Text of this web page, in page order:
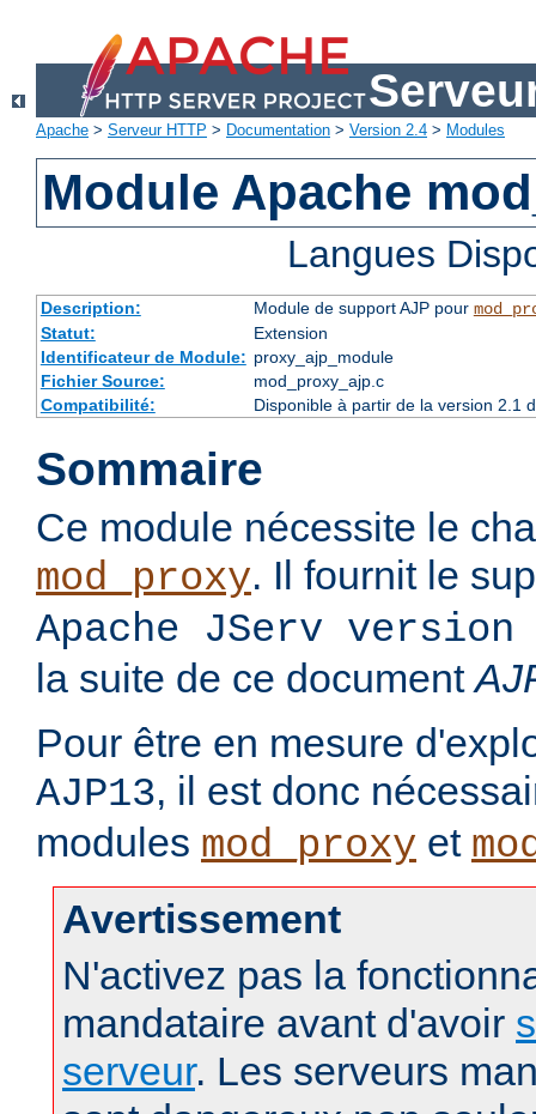
Apache > Serveur HTTP > Documentation > Version 2.4 > Modules
Module Apache
Langues
Description: Module de support AJP pour
Statut:
Extension
Identificateur de Module: proxy_ajp_module
Fichier Source:
mod_proxy_ajp.c
Compatibilité:
Disponible à partir de la version 2.1
Sommaire
Ce module nécessite le
mod_proxy. Il fournit le
Apache JServ
la suite de ce document
Pour être en mesure
AJP13, il est donc
modules mod_proxy et
Avertissement
N'activez pas la
mandataire avant d'avoir
serveur. Les serveurs